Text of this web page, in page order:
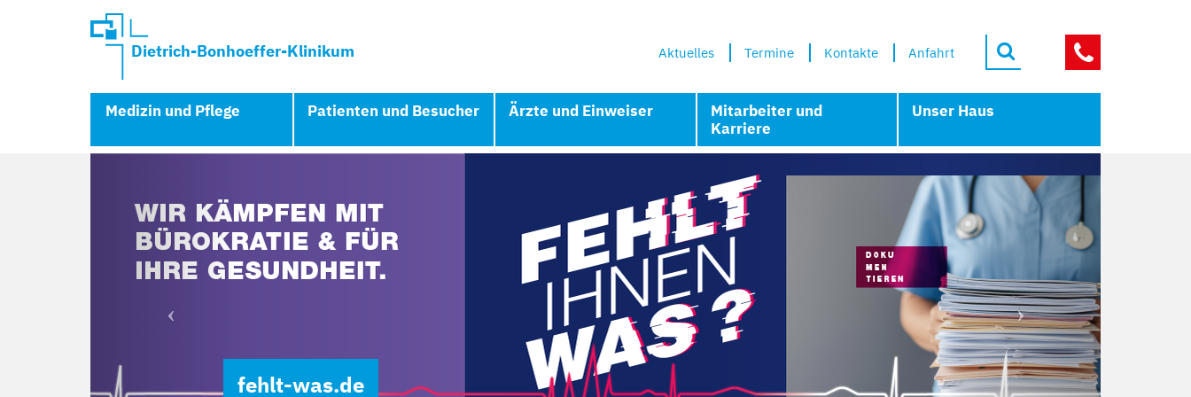
Dietrich-Bonhoeffer-Klinikum Aktuelles Termine Kontakte Anfahrt
Medizin und Pflege Patienten und Besucher Ärzte und Einweiser
Mitarbeiter und
Karriere
Unser Haus
fehlt-was.de